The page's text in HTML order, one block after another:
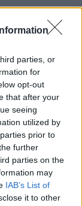
parties, or
for
opt-out
that after your
seeing
utilized by
prior to
further
parties on the
may
IAB’s List of
it to other